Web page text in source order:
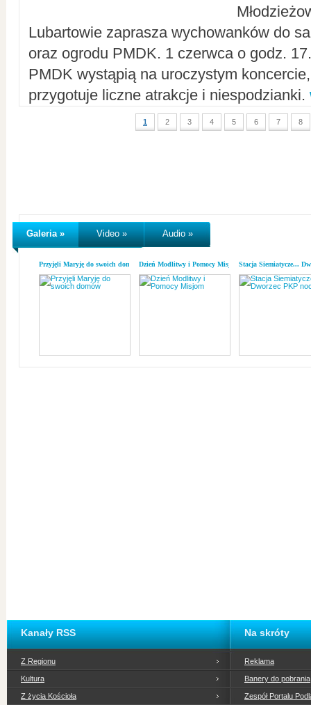
Lubartowie zaprasza wychowanków do
oraz ogrodu PMDK. 1 czerwca o godz.
PMDK wystąpią na uroczystym
przygotuje liczne atrakcje i niespodzianki.
1 2 3 4 5 6 7 8
Galeria » Video » Audio »
Przyjęli Maryję do swoich domówDzień Modlitwy i Pomocy MisjomStacja Siemiatycze...
Kanały RSS
Z Regionu
Kultura
Z życia Kościoła
Na skróty
Reklama
Banery do pobrania
Zespół Portalu